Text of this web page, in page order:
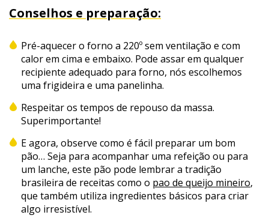
Conselhos e preparação:
Pré-aquecer o forno a 220º sem ventilação e com
calor em cima e embaixo. Pode assar em qualquer
recipiente adequado para forno, nós escolhemos
uma frigideira e uma panelinha.
Respeitar os tempos de repouso da massa.
Superimportante!
E agora, observe como é fácil preparar um bom
pão… Seja para acompanhar uma refeição ou para
um lanche, este pão pode lembrar a tradição
brasileira de receitas como o pao de queijo mineiro,
que também utiliza ingredientes básicos para criar
algo irresistível.